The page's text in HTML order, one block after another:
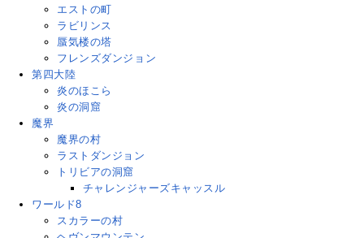
エストの町
ラビリンス
蜃気楼の塔
フレンズダンジョン
第四大陸
炎のほこら
炎の洞窟
魔界
魔界の村
ラストダンジョン
トリビアの洞窟
チャレンジャーズキャッスル
ワールド8
スカラーの村